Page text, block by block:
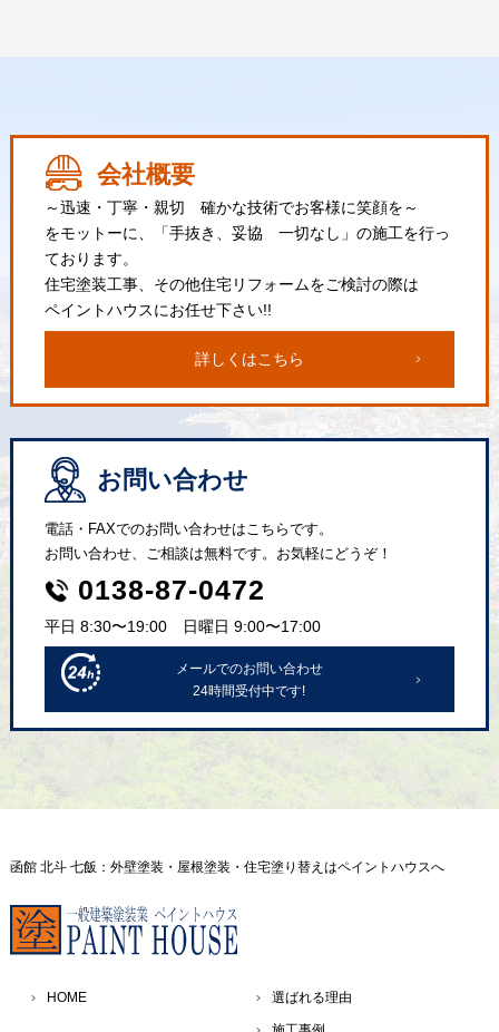
会社概要
～迅速・丁寧・親切 確かな技術でお客様に笑顔を～
をモットーに、「手抜き、妥協 一切なし」の施工を行っ
ております。
住宅塗装工事、その他住宅リフォームをご検討の際は
ペイントハウスにお任せ下さい!!
詳しくはこちら
お問い合わせ
電話・FAXでのお問い合わせはこちらです。
お問い合わせ、ご相談は無料です。お気軽にどうぞ！
0138-87-0472
平日 8:30〜19:00 日曜日 9:00〜17:00
メールでのお問い合わせ
24時間受付中です!
函館 北斗 七飯：外壁塗装・屋根塗装・住宅塗り替えはペイントハウスへ
HOME 選ばれる理由